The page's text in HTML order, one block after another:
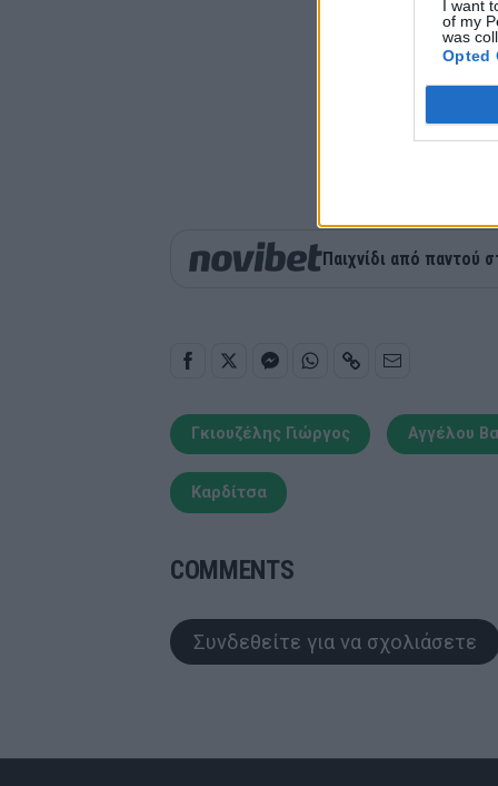
I want
of my
was
Opted
Παιχνίδι από παντού
Γκιουζέλης Γιώργος Αγγέλου
Καρδίτσα
COMMENTS
Συνδεθείτε για να σχολιάσετε